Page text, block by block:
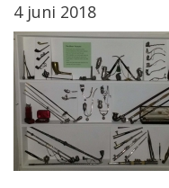
4 juni 2018